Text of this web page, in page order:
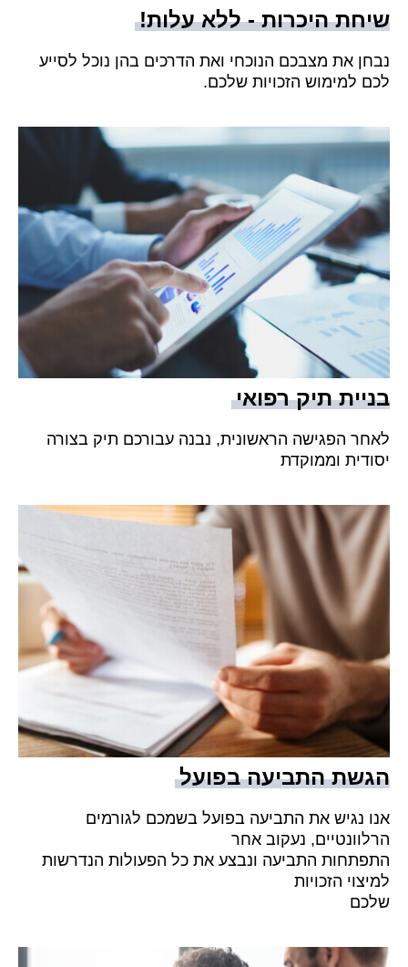
שיחת היכרות - ללא עלות!
נבחן את מצבכם הנוכחי ואת הדרכים בהן נוכל לסייע
לכם למימוש הזכויות שלכם.
בניית תיק רפואי
לאחר הפגישה הראשונית, נבנה עבורכם תיק בצורה
יסודית וממוקדת
הגשת התביעה בפועל
אנו נגיש את התביעה בפועל בשמכם לגורמים
הרלוונטיים, נעקוב אחר
התפתחות התביעה ונבצע את כל הפעולות הנדרשות
למיצוי הזכויות
שלכם